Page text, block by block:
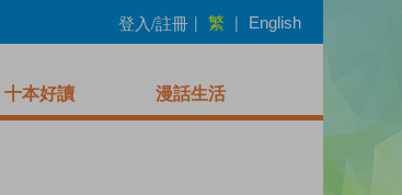
登入/註冊 | 繁 | English
十本好讀 漫話生活